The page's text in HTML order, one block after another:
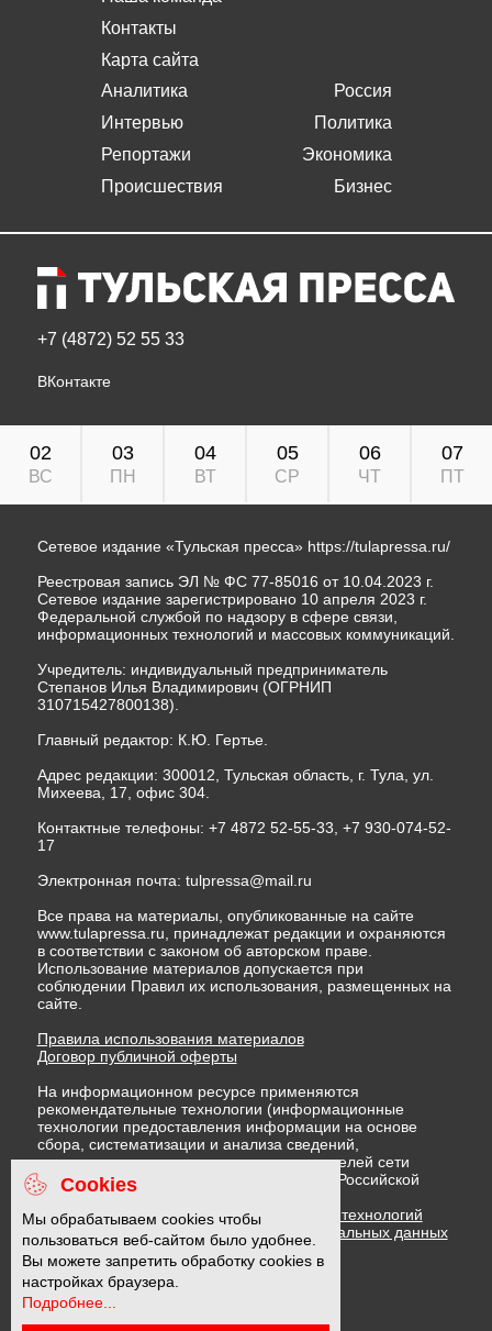
Контакты
Карта сайта
Аналитика
Интервью
Репортажи
Происшествия
Россия
Политика
Экономика
Бизнес
+7 (4872) 52 55 33
ВКонтакте
02
ВС
03
ПН
04
ВТ
05
СР
06
ЧТ
07
ПТ
Сетевое издание «Тульская пресса» https://tulapressa.ru/
Реестровая запись ЭЛ № ФС 77-85016 от 10.04.2023 г.
Сетевое издание зарегистрировано 10 апреля 2023 г.
Федеральной службой по надзору в сфере связи,
информационных технологий и массовых коммуникаций.
Учредитель: индивидуальный предприниматель
Степанов Илья Владимирович (ОГРНИП
310715427800138).
Главный редактор: К.Ю. Гертье.
Адрес редакции: 300012, Тульская область, г. Тула, ул.
Михеева, 17, офис 304.
Контактные телефоны: +7 4872 52-55-33, +7 930-074-52-
17
Электронная почта: tulpressa@mail.ru
Все права на материалы, опубликованные на сайте
www.tulapressa.ru, принадлежат редакции и охраняются
в соответствии с законом об авторском праве.
Использование материалов допускается при
соблюдении Правил их использования, размещенных на
сайте.
Правила использования материалов
Договор публичной оферты
На информационном ресурсе применяются
рекомендательные технологии (информационные
технологии предоставления информации на основе
сбора, систематизации и анализа сведений,
относящихся к предпочтениям пользователей сети
"Интернет", находящихся на территории Российской
Федерации)
Правила применения рекомендательных технологий
Политика в отношении обработки персональных данных
Политика обработки файлов cookie
16 +
Cookies
Мы обрабатываем cookies чтобы
пользоваться веб-сайтом было удобнее.
Вы можете запретить обработку cookies в
настройках браузера.
Подробнее...